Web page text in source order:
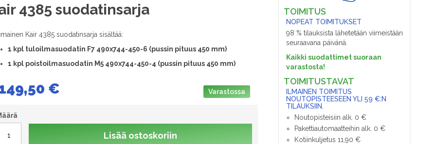
4385 suodatinsarja
Kair 4385 suodatinsarja sisältää:
1 kpl tuloilmasuodatin F7 490x744-450-6 (pussin pituus 450 mm)
1 kpl poistoilmasuodatin M5 490x744-450-4 (pussin pituus 450 mm)
€ Varastossa
Lisää ostoskoriin
TOIMITUS
NOPEAT TOIMITUKSET
98 % tilauksista lähetetään viimeistään
seuraavana päivänä.
Kaikki suodattimet suoraan
varastosta!
TOIMITUSTAVAT
ILMAINEN TOIMITUS
NOUTOPISTEESEEN YLI 59 €:N
TILAUKSIIN.
Noutopisteisiin alk. 0 €
Pakettiautomaatteihin alk. 0 €
Kotiinkuljetus 11,90 €